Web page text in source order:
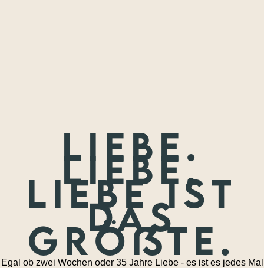
Liebe.
Liebe.
Liebe ist
das
größte.
Egal ob zwei Wochen oder 35 Jahre Liebe - es ist es jedes Mal